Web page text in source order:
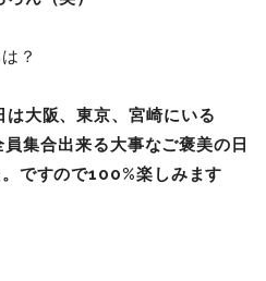
？
大阪、東京、宮崎にいる
集合出来る大事なご褒美の日
ですので100%楽しみます